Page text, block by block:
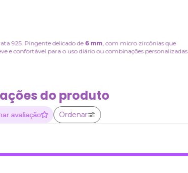
925. Pingente delicado de 6 mm , com micro zircônias que
e confortável para o uso diário ou combinações personalizadas.
do produto
avaliação Ordenar